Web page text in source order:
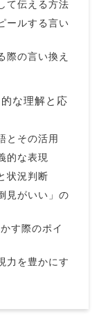
て伝える方法
ールする言い
際の言い換え
な理解と応
とその活用
的な表現
状況判断
見がいい」の
す際のポイ
力を豊かにす